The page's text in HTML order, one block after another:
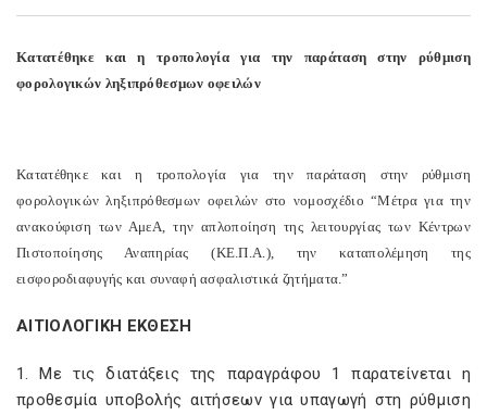
Κατατέθηκε και η τροπολογία για την παράταση στην ρύθμιση
φορολογικών ληξιπρόθεσμων οφειλών
Κατατέθηκε και η τροπολογία για την παράταση στην ρύθμιση
φορολογικών ληξιπρόθεσμων οφειλών στο νομοσχέδιο “Μέτρα για την
ανακούφιση των ΑμεΑ, την απλοποίηση της λειτουργίας των Κέντρων
Πιστοποίησης Αναπηρίας (ΚΕ.Π.Α.), την καταπολέμηση της
εισφοροδιαφυγής και συναφή ασφαλιστικά ζητήματα.”
ΑΙΤΙΟΛΟΓΙΚΗ ΕΚΘΕΣΗ
1. Με τις διατάξεις της παραγράφου 1 παρατείνεται η
προθεσμία υποβολής αιτήσεων για υπαγωγή στη ρύθμιση